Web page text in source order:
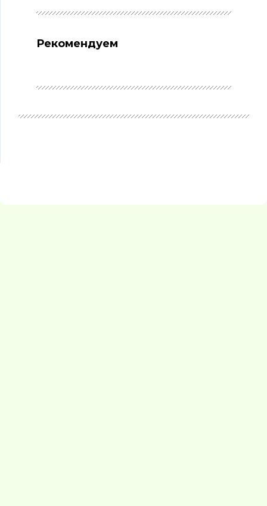
Рекомендуем